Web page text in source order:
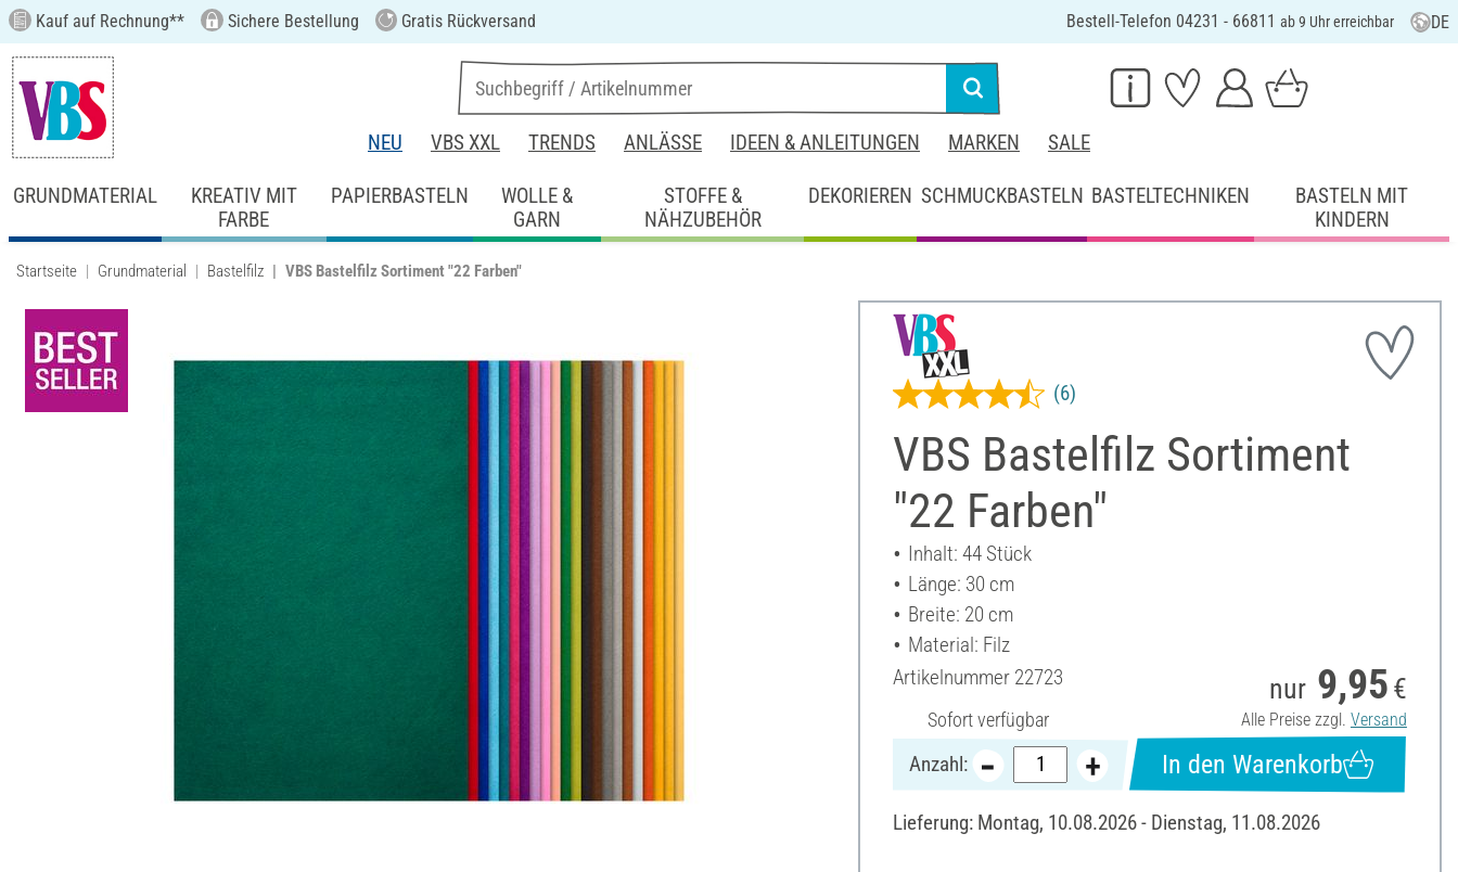
Kauf auf Rechnung** Sichere Bestellung Gratis Rückversand Bestell-Telefon 04231 - 66811 ab 9 Uhr erreichbar DE
NEU VBS XXL TRENDS ANLÄSSE IDEEN & ANLEITUNGEN MARKEN SALE
GRUNDMATERIAL
KREATIV MIT
FARBE
PAPIERBASTELN
WOLLE &
GARN
STOFFE &
NÄHZUBEHÖR
DEKORIEREN SCHMUCKBASTELN BASTELTECHNIKEN
BASTELN MIT
KINDERN
Startseite Grundmaterial Bastelfilz VBS Bastelfilz Sortiment "22 Farben"
VBS Bastelfilz Sortiment
"22 Farben"
(6)
Inhalt: 44 Stück
Länge: 30 cm
Breite: 20 cm
Material: Filz
Artikelnummer 22723
Sofort verfügbar
nur 9,95 €
Alle Preise zzgl. Versand
Anzahl: In den Warenkorb
Lieferung: Montag, 10.08.2026 - Dienstag, 11.08.2026